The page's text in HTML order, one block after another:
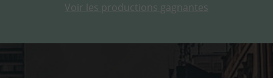
Voir les productions gagnantes